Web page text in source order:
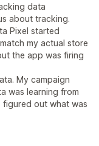
data
about tracking.
Pixel started
my actual store
the app was firing
My campaign
was learning from
figured out what was